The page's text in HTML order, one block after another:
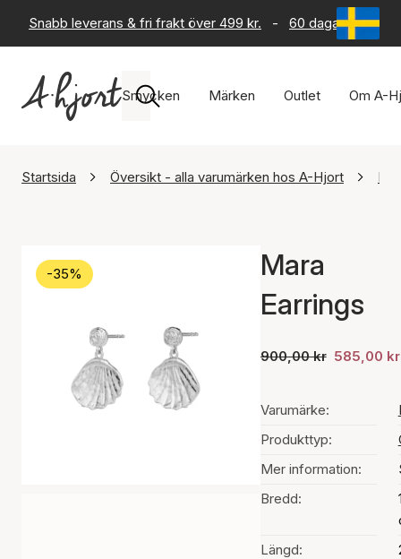
Snabb leverans & fri frakt över 499 kr. - 60 dagars
Smycken Märken Outlet Om A-
Startsida Översikt - alla varumärken hos A-Hjort
-35%
Mara
Earrings
900,00 kr 585,00 kr
Varumärke:
Produkttyp:
Mer information:
Bredd:
Längd: